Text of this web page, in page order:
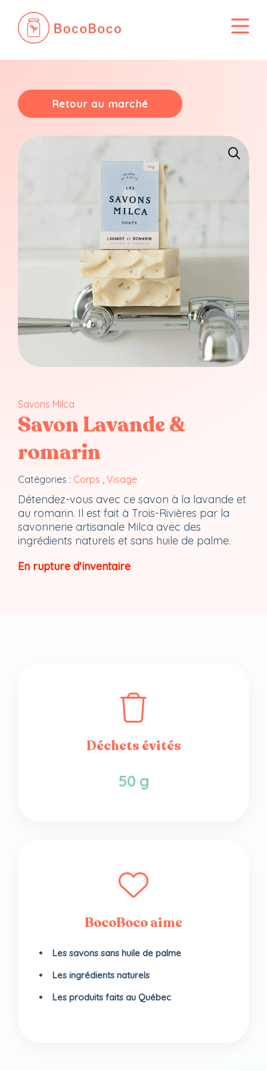
contenu
Retour au marché
Savons Milca
Savon Lavande &
romarin
Catégories : Corps , Visage
Détendez-vous avec ce savon à la lavande et
au romarin. Il est fait à Trois-Rivières par la
savonnerie artisanale Milca avec des
ingrédients naturels et sans huile de palme.
En rupture d'inventaire
Déchets évités
50 g
BocoBoco aime
Les savons sans huile de palme
Les ingrédients naturels
Les produits faits au Québec